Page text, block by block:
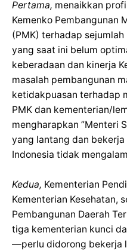
Pertama, menaikkan
Kemenko Pembangunan
(PMK) terhadap
yang saat ini belum
keberadaan dan kinerja
masalah pembangunan
ketidakpuasan terhadap
PMK dan kementerian/
mengharapkan ”Menteri
yang lantang dan
Indonesia tidak
Kedua, Kementerian
Kementerian Kesehatan,
Pembangunan Daerah
tiga kementerian kunci
—perlu didorong bekerja